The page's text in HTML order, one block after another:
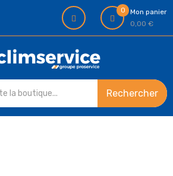
0
Mon panier
0,00 €
Rechercher